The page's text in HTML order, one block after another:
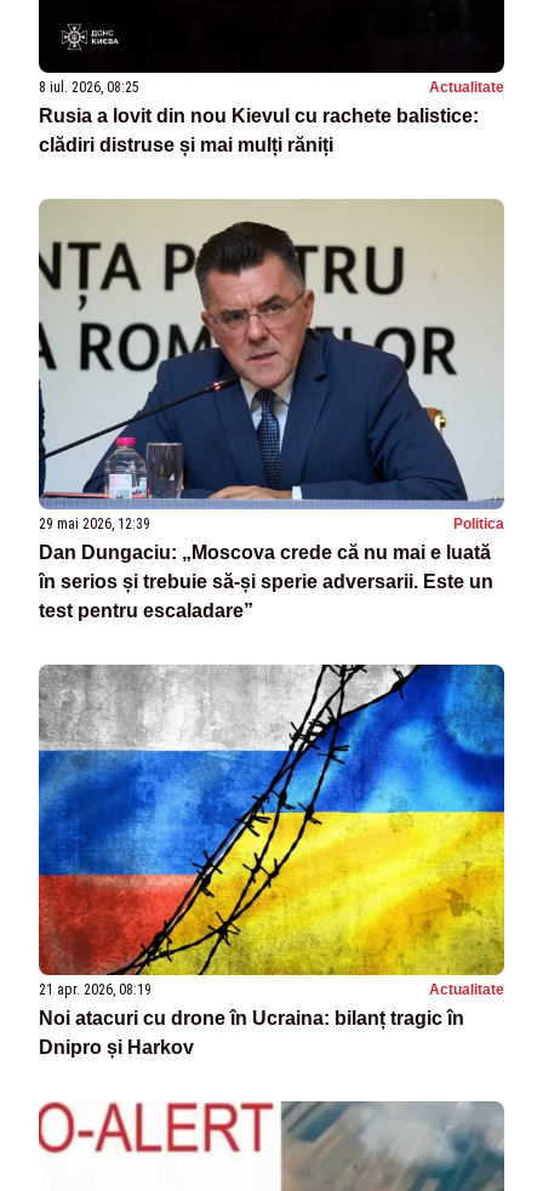
8 iul. 2026, 08:25 Actualitate
Rusia a lovit din nou Kievul cu rachete balistice:
clădiri distruse și mai mulți răniți
29 mai 2026, 12:39 Politica
Dan Dungaciu: „Moscova crede că nu mai e luată
în serios și trebuie să-și sperie adversarii. Este un
test pentru escaladare”
21 apr. 2026, 08:19 Actualitate
Noi atacuri cu drone în Ucraina: bilanț tragic în
Dnipro și Harkov